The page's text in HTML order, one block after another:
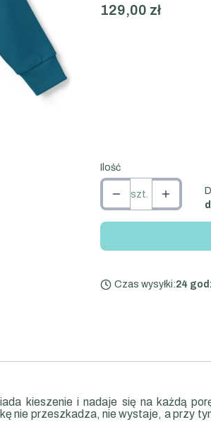
Cena
129,00 zł
Ilość
szt.
Czas wysyłki:24
kieszenie i nadaje się na każdą
nie przeszkadza, nie wystaje, a przy